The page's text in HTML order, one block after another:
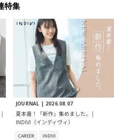
特集
|
JOURNAL | 2026.08.07
夏本番！「新作」集めました。 |
INDIVI（インディヴィ）
CAREER INDIVI